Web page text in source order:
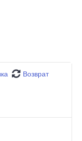
Возврат